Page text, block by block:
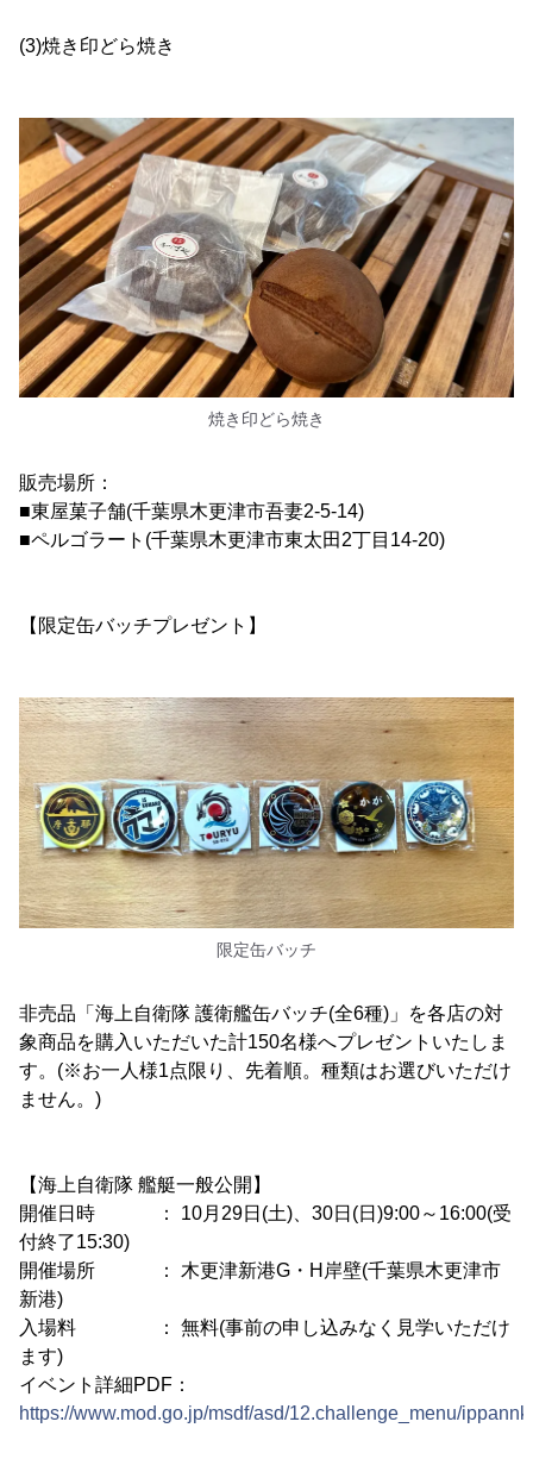
(3)焼き印どら焼き
焼き印どら焼き
販売場所：
■東屋菓子舗(千葉県木更津市吾妻2-5-14)
■ペルゴラート(千葉県木更津市東太田2丁目14-20)
【限定缶バッチプレゼント】
限定缶バッチ
非売品「海上自衛隊 護衛艦缶バッチ(全6種)」を各店の対
象商品を購入いただいた計150名様へプレゼントいたしま
す。(※お一人様1点限り、先着順。種類はお選びいただけ
ません。)
【海上自衛隊 艦艇一般公開】
開催日時 ： 10月29日(土)、30日(日)9:00～16:00(受
付終了15:30)
開催場所 ： 木更津新港G・H岸壁(千葉県木更津市
新港)
入場料 ： 無料(事前の申し込みなく見学いただけ
ます)
イベント詳細PDF：
https://www.mod.go.jp/msdf/asd/12.challenge_menu/